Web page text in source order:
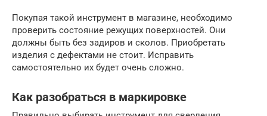
Покупая такой инструмент в магазине, необходимо
проверить состояние режущих поверхностей. Они
должны быть без задиров и сколов. Приобретать
изделия с дефектами не стоит. Исправить
самостоятельно их будет очень сложно.
Как разобраться в маркировке